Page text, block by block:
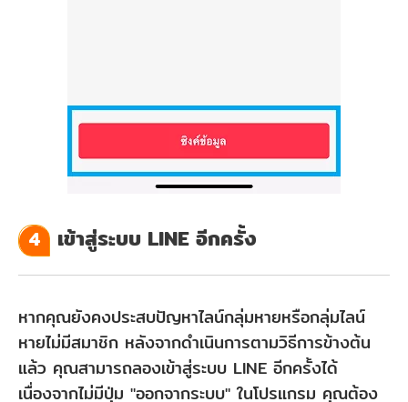
4 เข้าสู่ระบบ LINE อีกครั้ง
หากคุณยังคงประสบปัญหาไลน์กลุ่มหายหรือกลุ่มไลน์
หายไม่มีสมาชิก หลังจากดำเนินการตามวิธีการข้างต้น
แล้ว คุณสามารถลองเข้าสู่ระบบ LINE อีกครั้งได้
เนื่องจากไม่มีปุ่ม "ออกจากระบบ" ในโปรแกรม คุณต้อง